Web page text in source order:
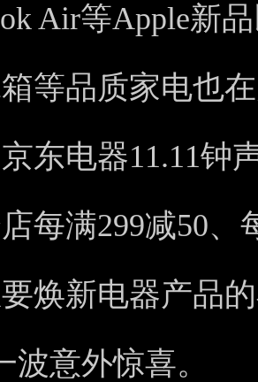
Air等Apple新
等品质家电也
东电器11.11钟
每满299减50、
焕新电器产品
波意外惊喜。